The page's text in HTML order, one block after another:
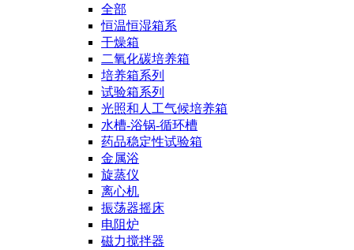
全部
恒温恒湿箱系
干燥箱
二氧化碳培养箱
培养箱系列
试验箱系列
光照和人工气候培养箱
水槽-浴锅-循环槽
药品稳定性试验箱
金属浴
旋蒸仪
离心机
振荡器摇床
电阻炉
磁力搅拌器